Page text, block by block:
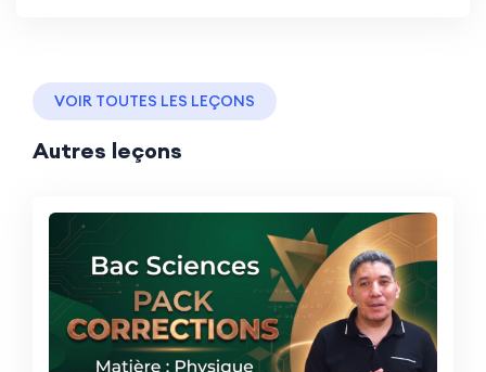
VOIR TOUTES LES LEÇONS
Autres leçons